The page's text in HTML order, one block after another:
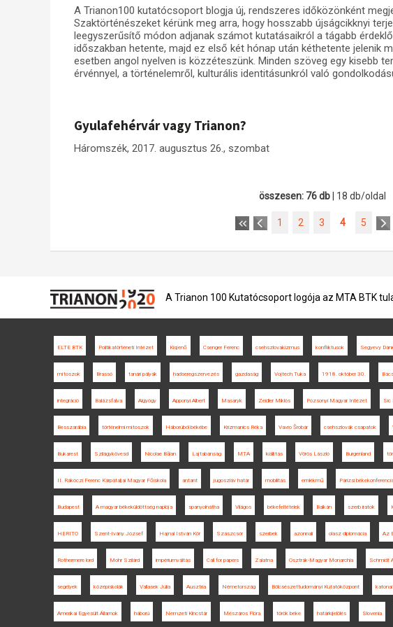
A Trianon100 kutatócsoport blogja új, rendszeres időközönként
Szaktörténészeket kérünk meg arra, hogy hosszabb újságcikknyi
leegyszerűsítő módon adjanak számot kutatásaikról a tágabb
időszakban hetente, majd ez első két hónap után kéthetente jelenik
esetben angol nyelven is közzéteszünk. Minden szöveg egy kisebb
érvénnyel, a történelemről, kulturális identitásunkról való
Gyulafehérvár vagy Trianon?
Háromszék, 2017. augusztus 26., szombat
összesen: 76 db | 18 db/oldal
1 2 3 4 5
A Trianon 100 Kutatócsoport logója az MTA BTK
ELTE BTK Politikatörténeti Intézet Kisjenő Csenger Ferenc csehszlovakizmus konfliktusok Segyevy
mítoszok Brassó tanári pályák hadseregszervezés gazdaság Vojtech Tuka 1918. október 30.
integráció Balázsfalva Algyógy Apponyi Albert Masaryk Zeidler Miklós Pozsonyi Magyar Intézet Sic
Besszarábia történelmi mítoszok Háborúból békébe Krizmanics Réka Vavro Šrobár csehszlovák csapatok
Bukarest Szilágykövesd Nicolae Bălan Lajtabánság MTA kiállítás Vörös László Burgenland
II. Rákóczi Ferenc Kárpátaljai Magyar Főiskola antant jugoszláv határ mobilitás emlékmű Párizsi békekonferencia
Budapest A magyar békeküldöttség naplója spanyolnátha Világos békefeltételek Balkán szerb iratok
HERITO Szent-Ivány József Hajnal István Kör Szászcsór szerbek azonnali olasz diplomácia Az
Rothermere lord Mohr Szilárd impériumváltás Call for papers Zalatna Osztrák-Magyar Monarchia Schmidt
segélyek középiskolák Vallasek Júlia Ausztria Németország Bölcsészettudományi Kutatóközpont
Amerikai Egyesült Államok háború Nemzeti Kincstár Mészáros Flóra török béke határkijelölés Slovenia